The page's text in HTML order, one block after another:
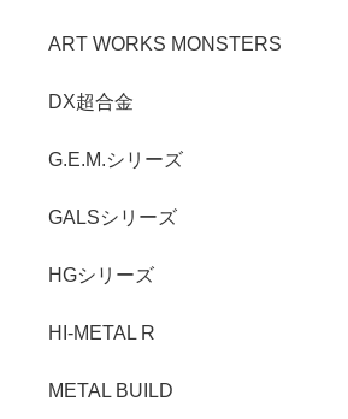
ART WORKS MONSTERS
DX超合金
G.E.M.シリーズ
GALSシリーズ
HGシリーズ
HI-METAL R
METAL BUILD